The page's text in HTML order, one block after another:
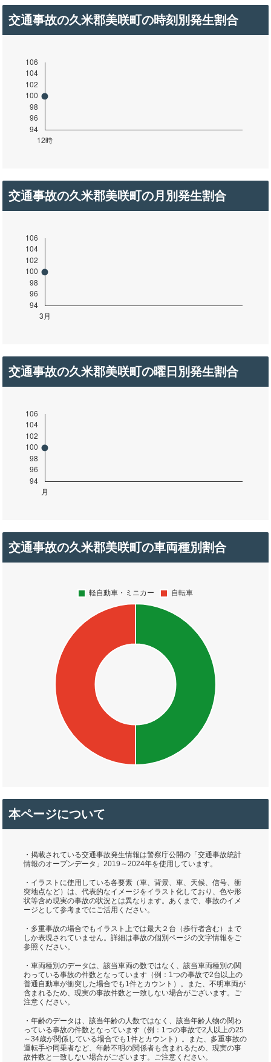
交通事故の久米郡美咲町の時刻別発生割合
交通事故の久米郡美咲町の月別発生割合
交通事故の久米郡美咲町の曜日別発生割合
交通事故の久米郡美咲町の車両種別割合
本ページについて
・掲載されている交通事故発生情報は警察庁公開の「交通事故統計
情報のオープンデータ」2019～2024年を使用しています。
・イラストに使用している各要素（車、背景、車、天候、信号、衝
突地点など）は、代表的なイメージをイラスト化しており、色や形
状等含め現実の事故の状況とは異なります。あくまで、事故のイメ
ージとして参考までにご活用ください。
・多重事故の場合でもイラスト上では最大２台（歩行者含む）まで
しか表現されていません。詳細は事故の個別ページの文字情報をご
参照ください。
・車両種別のデータは、該当車両の数ではなく、該当車両種別の関
わっている事故の件数となっています（例：1つの事故で2台以上の
普通自動車が衝突した場合でも1件とカウント）。また、不明車両が
含まれるため、現実の事故件数と一致しない場合がございます。ご
注意ください。
・年齢のデータは、該当年齢の人数ではなく、該当年齢人物の関わ
っている事故の件数となっています（例：1つの事故で2人以上の25
～34歳が関係している場合でも1件とカウント）。また、多重事故の
運転手や同乗者など、年齢不明の関係者も含まれるため、現実の事
故件数と一致しない場合がございます。ご注意ください。